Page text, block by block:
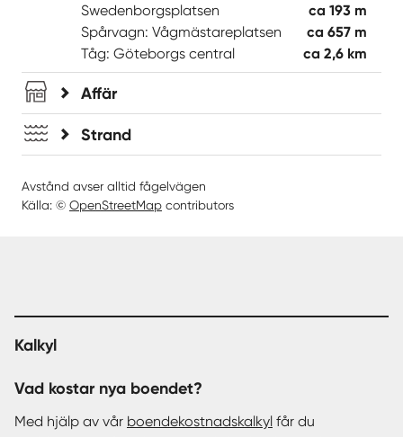
Swedenborgsplatsen
ca 193 m
Spårvagn: Vågmästareplatsen
ca 657 m
Tåg: Göteborgs central
ca 2,6 km
Affär
Strand
Avstånd avser alltid fågelvägen
Källa: © OpenStreetMap contributors
Kalkyl
Vad kostar nya boendet?
Med hjälp av vår boendekostnadskalkyl får du